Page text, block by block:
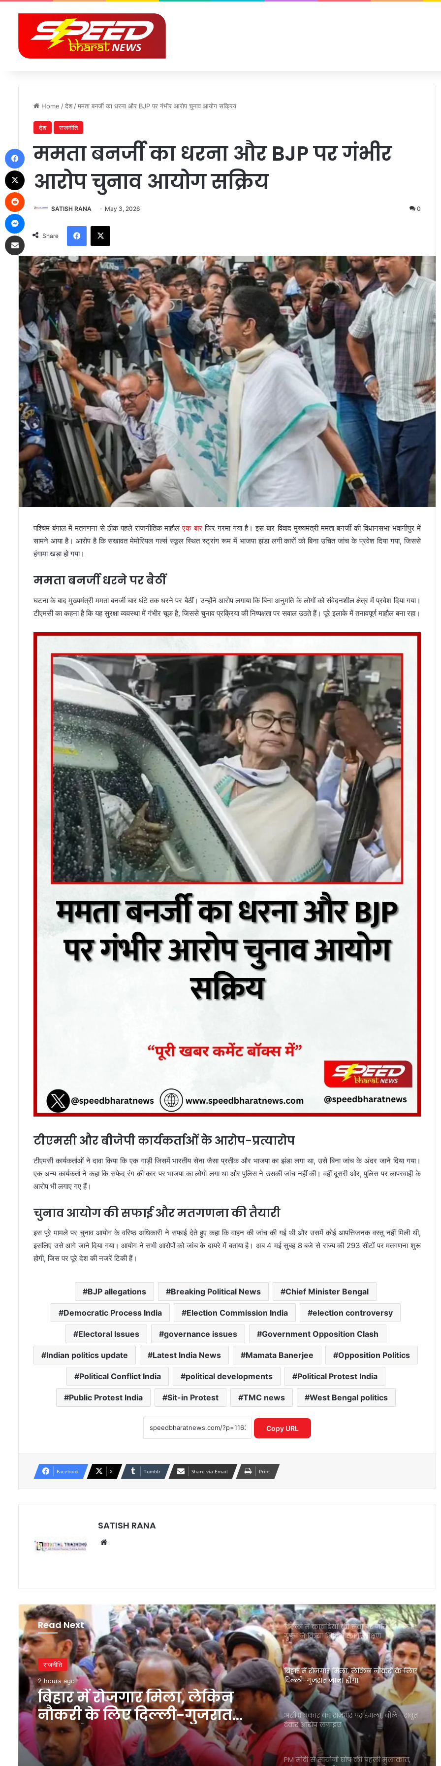
Home /देश /ममता बनर्जी का धरना और BJP पर गंभीर आरोप चुनाव आयोग सक्रिय
देश राजनीति
ममता बनर्जी का धरना और BJP पर गंभीर
आरोप चुनाव आयोग सक्रिय
SATISH RANA May 3, 2026 0
Share
Facebook
X
पश्चिम बंगाल में मतगणना से ठीक पहले राजनीतिक माहौल एक बारफिर गरमा गया है। इस बार विवाद मुख्यमंत्री ममता बनर्जी की विधानसभा भवानीपुर में
सामने आया है। आरोप है कि सखावत मेमोरियल गर्ल्स स्कूल स्थित स्ट्रांग रूम में भाजपा झंडा लगी कारों को बिना उचित जांच के प्रवेश दिया गया, जिससे
हंगामा खड़ा हो गया।
ममता बनर्जी धरने पर बैठीं
घटना के बाद मुख्यमंत्री ममता बनर्जी चार घंटे तक धरने पर बैठीं। उन्होंने आरोप लगाया कि बिना अनुमति के लोगों को संवेदनशील क्षेत्र में प्रवेश दिया गया।
टीएमसी का कहना है कि यह सुरक्षा व्यवस्था में गंभीर चूक है, जिससे चुनाव प्रक्रिया की निष्पक्षता पर सवाल उठते हैं। पूरे इलाके में तनावपूर्ण माहौल बना रहा।
टीएमसी और बीजेपी कार्यकर्ताओं के आरोप-प्रत्यारोप
टीएमसी कार्यकर्ताओं ने दावा किया कि एक गाड़ी जिसमें भारतीय सेना जैसा प्रतीक और भाजपा का झंडा लगा था, उसे बिना जांच के अंदर जाने दिया गया।
एक अन्य कार्यकर्ता ने कहा कि सफेद रंग की कार पर भाजपा का लोगो लगा था और पुलिस ने उसकी जांच नहीं की। वहीं दूसरी ओर, पुलिस पर लापरवाही के
आरोप भी लगाए गए हैं।
चुनाव आयोग की सफाई और मतगणना की तैयारी
इस पूरे मामले पर चुनाव आयोग के वरिष्ठ अधिकारी ने सफाई देते हुए कहा कि वाहन की जांच की गई थी और उसमें कोई आपत्तिजनक वस्तु नहीं मिली थी,
इसलिए उसे आगे जाने दिया गया। आयोग ने सभी आरोपों को जांच के दायरे में बताया है। अब 4 मई सुबह 8 बजे से राज्य की 293 सीटों पर मतगणना शुरू
होगी, जिस पर पूरे देश की नजरें टिकी हैं।
BJP allegations Breaking Political News Chief Minister Bengal
Democratic Process India Election Commission India election controversy
Electoral Issues governance issues Government Opposition Clash
Indian politics update Latest India News Mamata Banerjee Opposition Politics
Political Conflict India political developments Political Protest India
Public Protest India Sit-in Protest TMC news West Bengal politics
Copy URL
Facebook X Tumblr Share via Email Print
SATISH RANA
Read Next
राजनीति
3 hours ago
असीम वकार का राजभर पर हमला,
बोले- सबूत देकर आरोप लगाइए
दिल्ली में खुलेंगे प्राइवेट यूनिवर्सिटी! कैबिनेट ने
दी बिल को मंजूरी, छात्रों को मिलेगा 25% सीट
आरक्षण
‘अमित शाह बोलेंगे तो विपक्ष को सुनना पड़ेगा’,
एजेंट पर लगाए गंभीर आरोप
गुप्ता ने किया शिविरों का निरीक्षण
बिहार में रोजगार मिला, लेकिन नौकरी के लिए
दिल्ली-गुजरात जाना होगा
असीम वकार का राजभर पर हमला, बोले- सबूत
देकर आरोप लगाइए
PM मोदी से सायोनी घोष की पहली मुलाकात,
कांथा कढ़ाई ने खींचा ध्यान
छिंदवाड़ा में CM मोहन यादव का बड़ा एक्शन,
Facebook
Messenger
Share via Email